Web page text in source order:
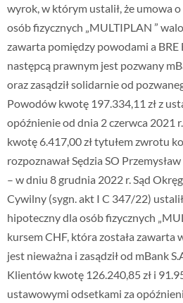
wyrok, w którym ustalił, że umowa
osób fizycznych „MULTIPLAN ”
zawarta pomiędzy powodami a BRE
następcą prawnym jest pozwany
oraz zasądził solidarnie od
Powodów kwotę 197.334,11 zł z
opóźnienie od dnia 2 czerwca 2021
kwotę 6.417,00 zł tytułem zwrotu
rozpoznawał Sędzia SO
– w dniu 8 grudnia 2022 r. Sąd
Cywilny (sygn. akt I C 347/22)
hipoteczny dla osób fizycznych
kursem CHF, która została zawarta
jest nieważna i zasądził od mBank
Klientów kwotę 126.240,85 zł i
ustawowymi odsetkami za